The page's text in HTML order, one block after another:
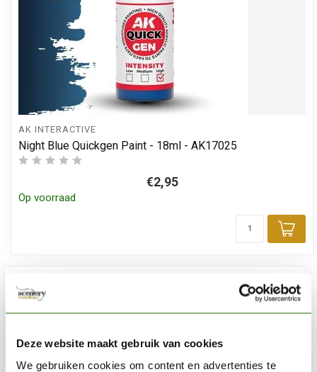
Deze website maakt gebruik van cookies
We gebruiken cookies om content en advertenties te
AK INTERACTIVE
Night Blue Quickgen Paint - 18ml - AK17025
€2,95
Op voorraad